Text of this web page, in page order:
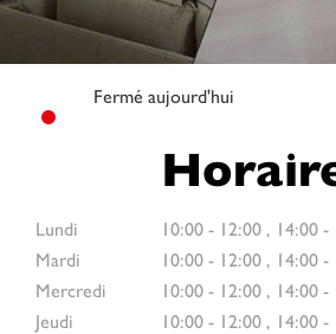
Fermé aujourd'hui
Lundi 10:00 - 12:00 , 14:00 -
Mardi
10:00 - 12:00 , 14:00 -
Mercredi
10:00 - 12:00 , 14:00 -
Jeudi
10:00 - 12:00 , 14:00 -